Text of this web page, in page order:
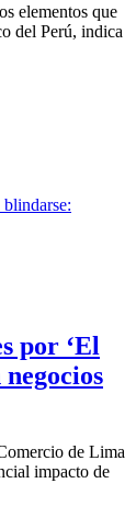
elementos que
del Perú, indica
por ‘El
negocios
de Lima
impacto de